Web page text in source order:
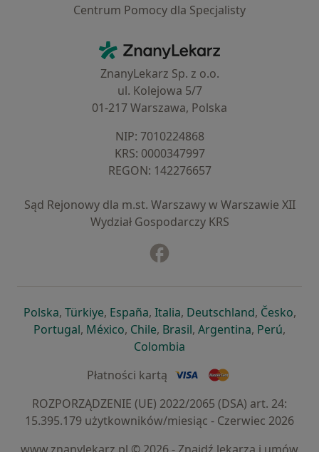
Centrum Pomocy dla Specjalisty
ZnanyLekarz - Strona główna
ZnanyLekarz Sp. z o.o.
ul. Kolejowa 5/7
01-217 Warszawa, Polska
NIP: ⁠7010224868
KRS: ⁠0000347997
REGON: ⁠142276657
Sąd Rejonowy dla m.st. Warszawy w Warszawie XII
Wydział Gospodarczy KRS
Polskaotwiera się w nowej karcie
, Türkiyeotwiera się w nowej karcie
, Españaotwiera się w nowej karcie
, Italiaotwiera się w nowej
, Deutschlandotwiera się
, Česko,
Portugalotwiera się w nowej karcie
, Méxicootwiera się w nowej karcie
, Chileotwiera się w nowej karcie
, Brasilotwiera się w nowej
, Argentinaotwiera się
, Perú,
Colombia
Płatności kartą
ROZPORZĄDZENIE (UE) 2022/2065 (DSA) art. 24:
15.395.179 użytkowników/miesiąc - Czerwiec 2026